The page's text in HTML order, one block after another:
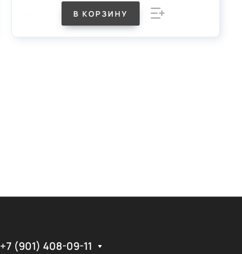
В КОРЗИНУ
+7 (901) 408-09-11